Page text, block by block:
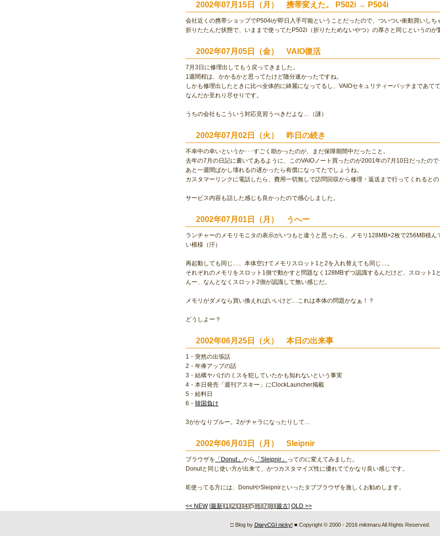
2002年07月15日（月） 携帯変えた。 P502i → P504i
会社近くの携帯ショップでP504iが即日入手可能ということだったので、ついつい衝動買いしち
折りたたんだ状態で、いままで使ってたP502i（折りたためないやつ）の厚さと同じというのが
2002年07月05日（金） VAIO復活
7月3日に修理出してもう戻ってきました。
1週間程は、かかるかと思ってたけど随分速かったですね。
しかも修理出したときに比べ全体的に綺麗になってるし、VAIOセキュリティーパッチまであてて
なんだか至れり尽せりです。
うちの会社もこういう対応見習うべきだよな…（謎）
2002年07月02日（火） 昨日の続き
不幸中の幸いというか･･･すごく助かったのが、まだ保障期間中だったこと。
去年の7月の日記に書いてあるように、このVAIOノート買ったのが2001年の7月10日だったので･
あと一週間ばかし壊れるの遅かったら有償になってたでしょうね。
カスタマーリンクに電話したら、費用一切無しで訪問回収から修理・返送まで行ってくれるとの
サービス内容も話した感じも良かったので感心しました。
2002年07月01日（月） うへー
ランチャーのメモリモニタの表示がいつもと違うと思ったら、メモリ128MB×2枚で256MB積
い模様（汗）
再起動しても同じ…、本体空けてメモリスロット1と2を入れ替えても同じ…。
それぞれのメモリをスロット1側で動かすと問題なく128MBずつ認識するんだけど、スロット1
んー、なんとなくスロット2側が認識して無い感じだ。
メモリがダメなら買い換えればいいけど…これは本体の問題かなぁ！？
どうしよー？
2002年06月25日（火） 本日の出来事
1・突然の出張話
2・年俸アップの話
3・結構ヤバげのミスを犯していたかも知れないという事実
4・本日発売「週刊アスキー」にClockLauncher掲載
5・給料日
6・ 韓国負け
3がかなりブルー。2がチャラになったりして…
2002年06月03日（月） Sleipnir
ブラウザを 「Donut」 から 「Sleipnir」 ってのに変えてみました。
Donutと同じ使い方が出来て、かつカスタマイズ性に優れててかなり良い感じです。
IE使ってる方には、DonutやSleipnirといったタブブラウザを激しくお勧めします。
<< NEW[最新][1][2][3][4][5][6][7][8][最古] OLD >>
□ Blog by DiaryCGI nicky! ■ Copyright © 2000 - 2016 mikimaru All Rights Reserved.